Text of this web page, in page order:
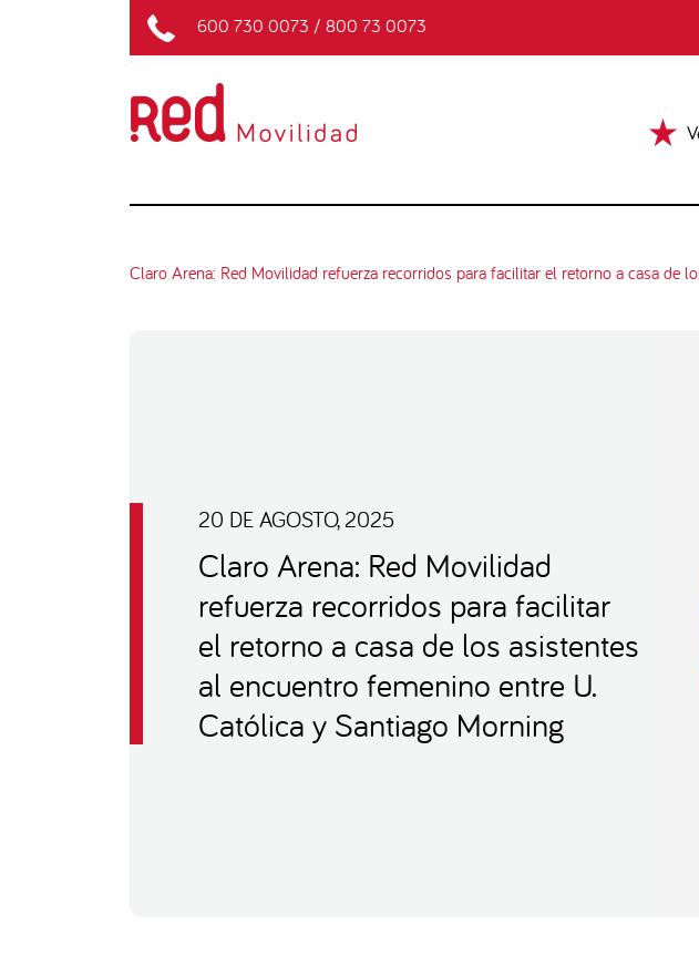
600 730 0073 / 800 73 0073
Claro Arena: Red Movilidad refuerza recorridos para facilitar el retorno a casa de
20 DE AGOSTO, 2025
Claro Arena: Red Movilidad
refuerza recorridos para facilitar
el retorno a casa de los asistentes
al encuentro femenino entre U.
Católica y Santiago Morning